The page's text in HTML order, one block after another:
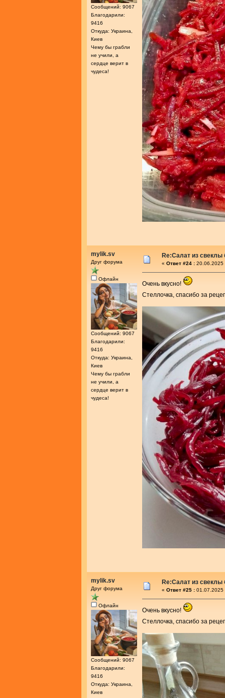
Сообщений: 9067
Благодарили:
9416
Откуда: Украина,
Киев
Чему бы грабли
не учили, а
сердце верит в
чудеса!
mylik.sv
Друг форума
Офлайн
Сообщений: 9067
Благодарили:
9416
Откуда: Украина,
Киев
Чему бы грабли
не учили, а
сердце верит в
чудеса!
Re:Салат из свеклы
« Ответ #24 : 20.06.2025
Очень вкусно!
Стеллочка, спасибо за
mylik.sv
Друг форума
Офлайн
Сообщений: 9067
Благодарили:
9416
Откуда: Украина,
Киев
Re:Салат из свеклы
« Ответ #25 : 01.07.2025
Очень вкусно!
Стеллочка, спасибо за